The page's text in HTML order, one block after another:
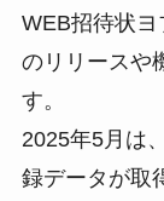
WEB招待状
のリリースや
す。
2025年5月は
録データが取